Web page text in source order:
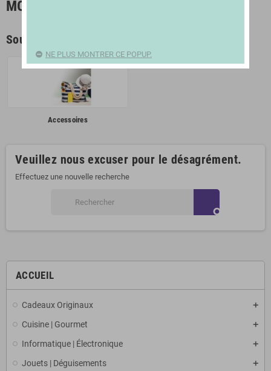
ACCUEIL
Cadeaux Originaux
Cuisine | Gourmet
Informatique | Électronique
Jouets | Déguisements
MODE | ACCESSOIRES
Sous-catégories
Accessoires
Veuillez nous excuser pour le désagrément.
Effectuez une nouvelle recherche
search
NE PLUS MONTRER CE POPUP.